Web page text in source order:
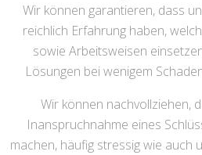
Wir können garantieren, dass
reichlich Erfahrung haben,
sowie Arbeitsweisen
Lösungen bei wenigem
Wir können nachvollziehen,
Inanspruchnahme eines
machen, häufig stressig wie auch